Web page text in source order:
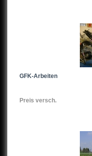
GFK-Arbeiten
Preis versch.